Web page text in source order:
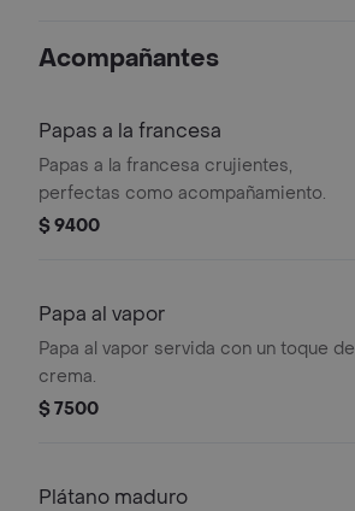
Acompañantes
Papas a la francesa
Papas a la francesa crujientes,
perfectas como acompañamiento.
$ 9400
Papa al vapor
Papa al vapor servida con un toque de
crema.
$ 7500
Plátano maduro